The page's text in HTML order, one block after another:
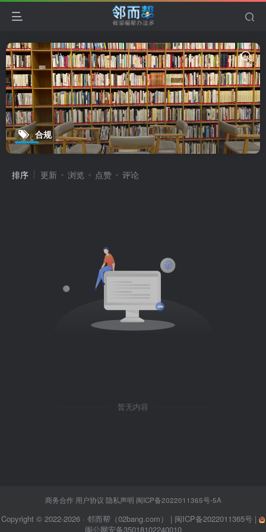
合规
排序 更新 浏览 点赞 评论
暂无内容
商务合作 用户协议 隐私声明 闽ICP备2022011365号-5A
Copyright © 2022-2026 · 邻而帮（02bang.com） | 闽ICP备2022011365号 |
闽公网安备35018102240010